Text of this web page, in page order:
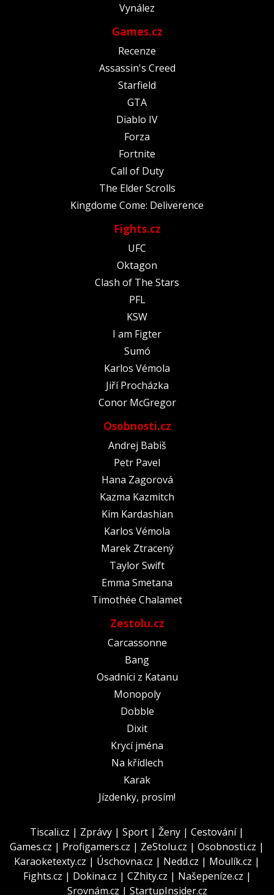
Vynález
Games.cz
Recenze
Assassin's Creed
Starfield
GTA
Diablo IV
Forza
Fortnite
Call of Duty
The Elder Scrolls
Kingdome Come: Deliverence
Fights.cz
UFC
Oktagon
Clash of The Stars
PFL
KSW
I am Figter
Sumó
Karlos Vémola
Jiří Procházka
Conor McGregor
Osobnosti.cz
Andrej Babiš
Petr Pavel
Hana Zagorová
Kazma Kazmitch
Kim Kardashian
Karlos Vémola
Marek Ztracený
Taylor Swift
Emma Smetana
Timothée Chalamet
Zestolu.cz
Carcassonne
Bang
Osadníci z Katanu
Monopoly
Dobble
Dixit
Krycí jména
Na křídlech
Karak
Jízdenky, prosím!
Tiscali.cz | Zprávy | Sport | Ženy | Cestování|
Games.cz | Profigamers.cz | ZeStolu.cz | Osobnosti.cz |
Karaoketexty.cz | Úschovna.cz | Nedd.cz | Moulík.cz |
Fights.cz | Dokina.cz | CZhity.cz | Našepeníze.cz |
Srovnám.cz | StartupInsider.cz